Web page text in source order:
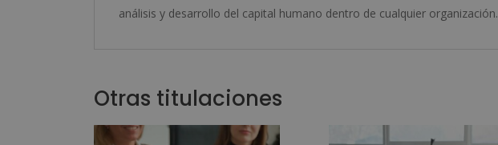
análisis y desarrollo del capital humano dentro de cualquier organización.
Otras titulaciones